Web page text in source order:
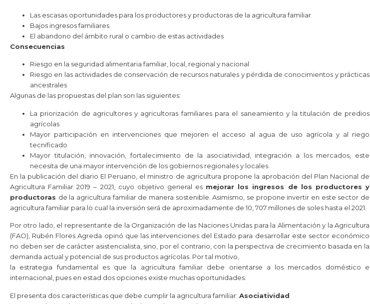
Las escasas oportunidades para los productores y productoras de la agricultura familiar
Bajos ingresos familiares
El abandono del ámbito rural o cambio de estas actividades
Consecuencias
Riesgo en la seguridad alimentaria familiar, local, regional y nacional
Riesgo en las actividades de conservación de recursos naturales y pérdida de conocimientos y prácticas
ancestrales
Algunas de las propuestas del plan son las siguientes:
La priorización de agricultores y agricultoras familiares para el saneamiento y la titulación de predios
agrícolas
Mayor participación en intervenciones que mejoren el acceso al agua de uso agrícola y al riego
tecnificado
Mayor titulación, innovación, fortalecimiento de la asociatividad, integración a los mercados, este
necesita de una mayor intervención de los gobiernos regionales y locales.
En la publicación del diario El Peruano, el ministro de agricultura propone la aprobación del Plan Nacional de
Agricultura Familiar 2019 – 2021, cuyo objetivo general es mejorar los ingresos de los productores y
productoras de la agricultura familiar de manera sostenible. Asimismo, se propone invertir en este sector de
agricultura familiar para lo cual la inversión será de aproximadamente de 10, 707 millones de soles hasta el 2021.
Por otro lado, el representante de la Organización de las Naciones Unidas para la Alimentación y la Agricultura
(FAO), Rubén Flores Agreda opinó que las intervenciones del Estado para desarrollar este sector económico
no deben ser de carácter asistencialista, sino, por el contrario, con la perspectiva de crecimiento basada en la
demanda actual y potencial de sus productos agrícolas. Por tal motivo,
la estrategia fundamental es que la agricultura familiar debe orientarse a los mercados doméstico e
internacional, pues en estad dos opciones existe muchas oportunidades.
El presenta dos características que debe cumplir la agricultura familiar: Asociatividad